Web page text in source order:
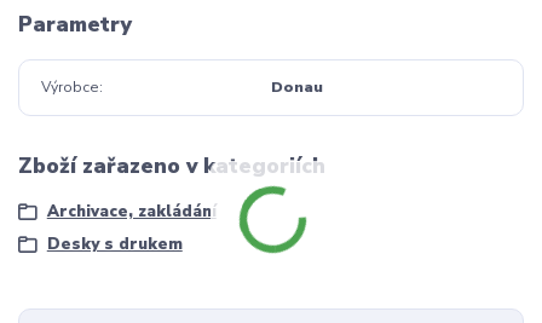
Parametry
Výrobce Donau
Zboží zařazeno v kategoriích
Archivace, zakládání
Desky s drukem